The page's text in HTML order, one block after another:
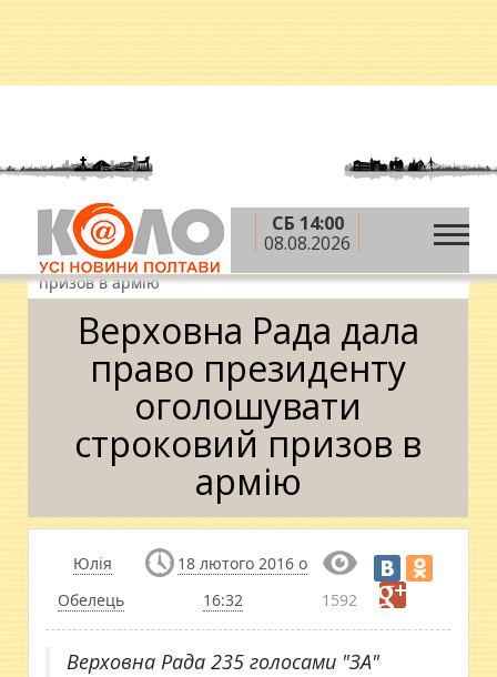
СБ 14:00
08.08.2026
Головна » Новини » Суспільство
Верховна
Рада дала право президенту оголошувати строковий
призов в армію
Верховна Рада дала
право президенту
оголошувати
строковий призов в
армію
Юлія
Обелець
18 лютого 2016 о
16:32
1592
​Верховна Рада 235 голосами "ЗА"